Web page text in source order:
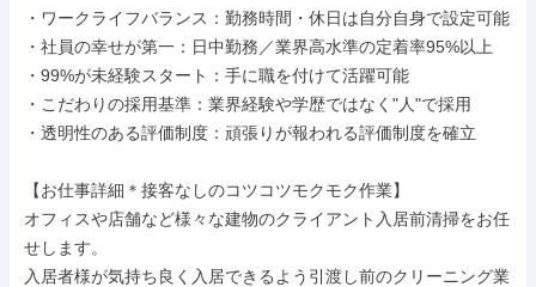
・ワークライフバランス：勤務時間・休日は自分自身で設定可能
・社員の幸せが第一：日中勤務／業界高水準の定着率95%以上
・99%が未経験スタート：手に職を付けて活躍可能
・こだわりの採用基準：業界経験や学歴ではなく"人"で採用
・透明性のある評価制度：頑張りが報われる評価制度を確立
【お仕事詳細＊接客なしのコツコツモクモク作業】
オフィスや店舗など様々な建物のクライアント入居前清掃をお任
せします。
入居者様が気持ち良く入居できるよう引渡し前のクリーニング業